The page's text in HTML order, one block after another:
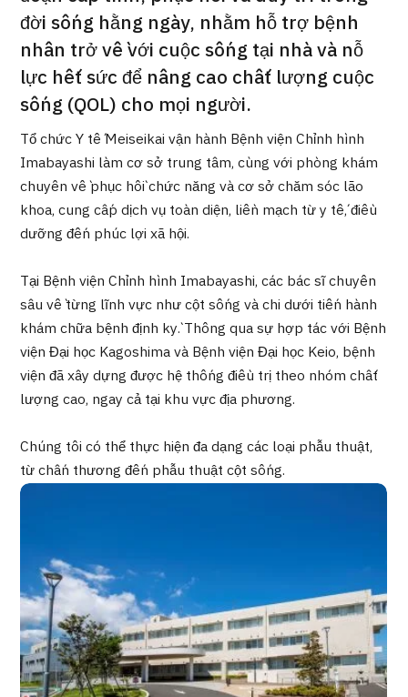
Chương trình
Tìm theo bộ phận / bệnh
Tìm theo xét nghiệm / phương pháp /
cách điều trị
Tìm kiếm y học thẩm mỹ
Nội dung nổi bật
Tin tức
Dành cho cơ sở y tế
Công ty vận hành
Chính sách bảo vệ dữ liệu cá nhân
Hướng dẫn và chính sách của công ty
Tiếng Nhật Tiếng Anh
Tiếng Trung Quốc
Liên hệ
đời sống hằng ngày, nhằm hỗ trợ bệnh
nhân trở về với cuộc sống tại nhà và nỗ
lực hết sức để nâng cao chất lượng cuộc
sống (QOL) cho mọi người.
Tổ chức Y tế Meiseikai vận hành Bệnh viện Chỉnh hình
Imabayashi làm cơ sở trung tâm, cùng với phòng khám
chuyên về phục hồi chức năng và cơ sở chăm sóc lão
khoa, cung cấp dịch vụ toàn diện, liền mạch từ y tế, điều
dưỡng đến phúc lợi xã hội.
Tại Bệnh viện Chỉnh hình Imabayashi, các bác sĩ chuyên
sâu về từng lĩnh vực như cột sống và chi dưới tiến hành
khám chữa bệnh định kỳ. Thông qua sự hợp tác với Bệnh
viện Đại học Kagoshima và Bệnh viện Đại học Keio, bệnh
viện đã xây dựng được hệ thống điều trị theo nhóm chất
lượng cao, ngay cả tại khu vực địa phương.
Chúng tôi có thể thực hiện đa dạng các loại phẫu thuật,
từ chấn thương đến phẫu thuật cột sống.